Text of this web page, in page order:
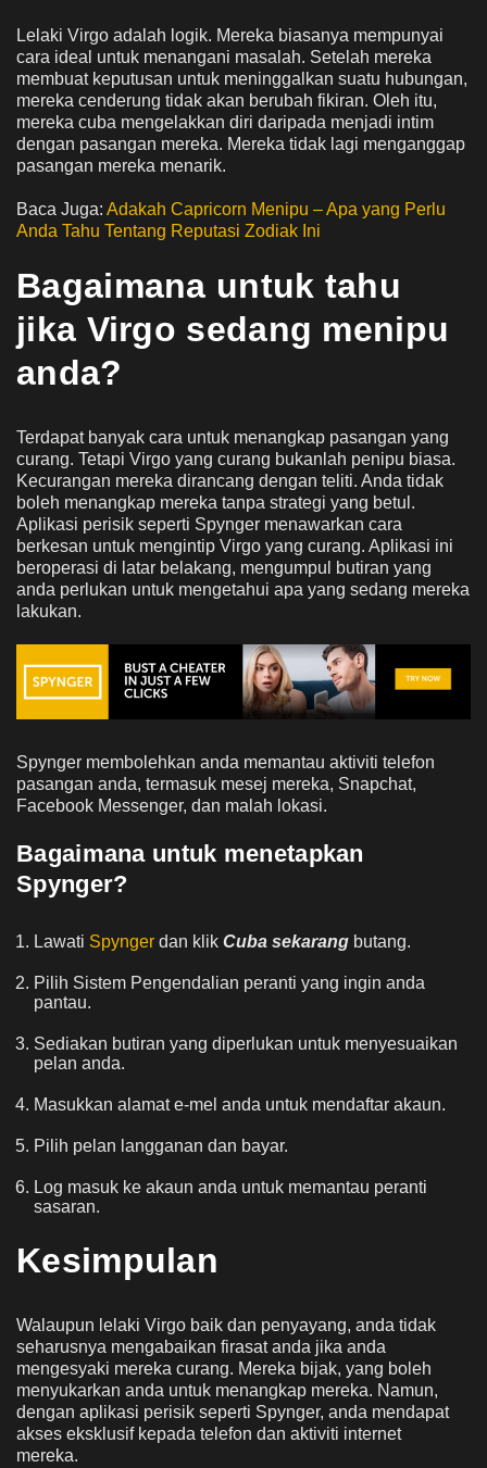
Lelaki Virgo adalah logik. Mereka biasanya mempunyai
cara ideal untuk menangani masalah. Setelah mereka
membuat keputusan untuk meninggalkan suatu hubungan,
mereka cenderung tidak akan berubah fikiran. Oleh itu,
mereka cuba mengelakkan diri daripada menjadi intim
dengan pasangan mereka. Mereka tidak lagi menganggap
pasangan mereka menarik.
Baca Juga: Adakah Capricorn Menipu – Apa yang Perlu
Anda Tahu Tentang Reputasi Zodiak Ini
Bagaimana untuk tahu
jika Virgo sedang menipu
anda?
Terdapat banyak cara untuk menangkap pasangan yang
curang. Tetapi Virgo yang curang bukanlah penipu biasa.
Kecurangan mereka dirancang dengan teliti. Anda tidak
boleh menangkap mereka tanpa strategi yang betul.
Aplikasi perisik seperti Spynger menawarkan cara
berkesan untuk mengintip Virgo yang curang. Aplikasi ini
beroperasi di latar belakang, mengumpul butiran yang
anda perlukan untuk mengetahui apa yang sedang mereka
lakukan.
Spynger membolehkan anda memantau aktiviti telefon
pasangan anda, termasuk mesej mereka, Snapchat,
Facebook Messenger, dan malah lokasi.
Bagaimana untuk menetapkan
Spynger?
Lawati Spynger dan klik Cuba sekarang butang.
Pilih Sistem Pengendalian peranti yang ingin anda
pantau.
Sediakan butiran yang diperlukan untuk menyesuaikan
pelan anda.
Masukkan alamat e-mel anda untuk mendaftar akaun.
Pilih pelan langganan dan bayar.
Log masuk ke akaun anda untuk memantau peranti
sasaran.
Kesimpulan
Walaupun lelaki Virgo baik dan penyayang, anda tidak
seharusnya mengabaikan firasat anda jika anda
mengesyaki mereka curang. Mereka bijak, yang boleh
menyukarkan anda untuk menangkap mereka. Namun,
dengan aplikasi perisik seperti Spynger, anda mendapat
akses eksklusif kepada telefon dan aktiviti internet
mereka.